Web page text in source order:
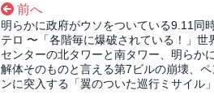
前へ
明らかに政府がウソをついている9.11同
テロ 〜「各階毎に爆破されている！」世
センターの北タワーと南タワー、明らか
解体そのものと言える第7ビルの崩壊、
ンに突入する「翼のついた巡行ミサイル」